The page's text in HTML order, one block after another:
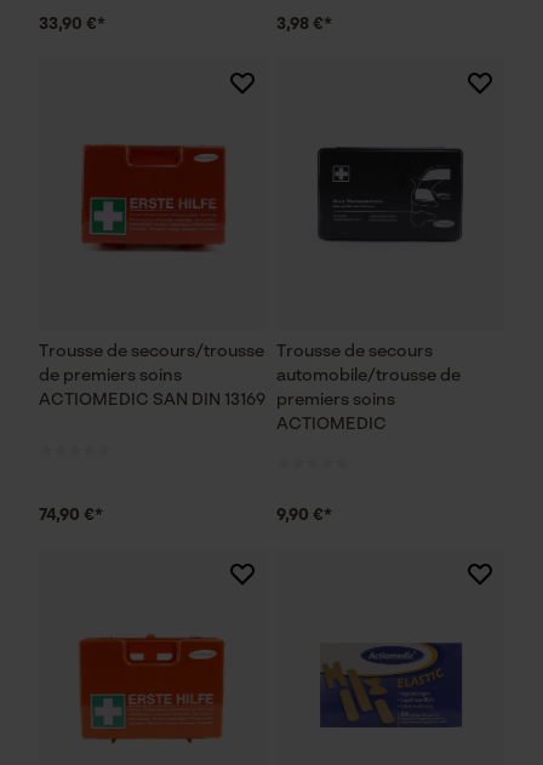
33,90 €* 3,98 €*
Trousse de secours/trousse
de premiers soins
ACTIOMEDIC SAN DIN 13169
74,90 €*
Trousse de secours
automobile/trousse de
premiers soins
ACTIOMEDIC
9,90 €*